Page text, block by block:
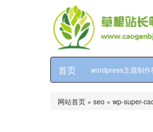
首页 wordpress主题制作
网站首页 » seo » wp-super-